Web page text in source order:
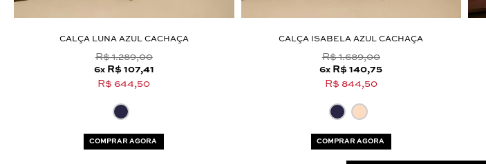
CALÇA LUNA AZUL CACHAÇA
R$ 1.289,00
6x R$ 107,41
R$ 644,50
COMPRAR AGORA
CALÇA ISABELA AZUL CACHAÇA
R$ 1.689,00
6x R$ 140,75
R$ 844,50
COMPRAR AGORA